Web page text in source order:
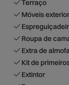
Terraço
Móveis
Roupa de
Extra de
Kit de
Extintor